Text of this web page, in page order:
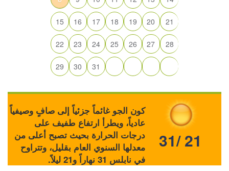
15 16 17 18 19 20 21
22 23 24 25 26 27 28
29 30 31
كون الجو غائماً جزئياً إلى صافٍ وصيفياً
عادياً، ويطرأ ارتفاع طفيف على
درجات الحرارة بحيث تصبح أعلى من
معدلها السنوي العام بقليل، وتتراوح
في نابلس 31 نهاراً و21 ليلاً.
31/ 21